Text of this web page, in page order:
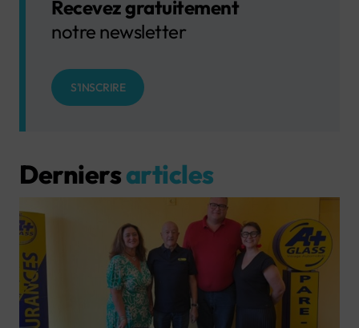
Recevez gratuitement
notre newsletter
S'INSCRIRE
Derniersarticles